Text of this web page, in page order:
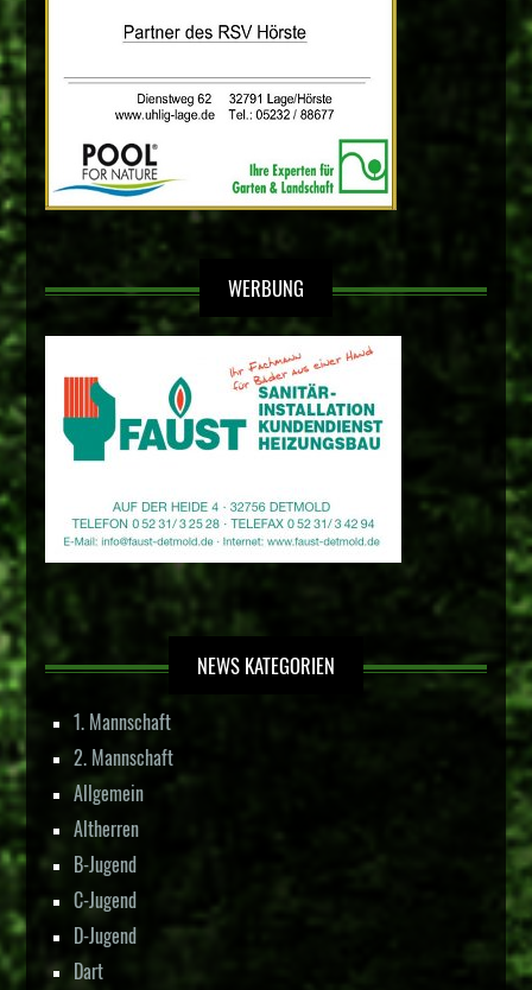
WERBUNG
NEWS KATEGORIEN
1. Mannschaft
2. Mannschaft
Allgemein
Altherren
B-Jugend
C-Jugend
D-Jugend
Dart